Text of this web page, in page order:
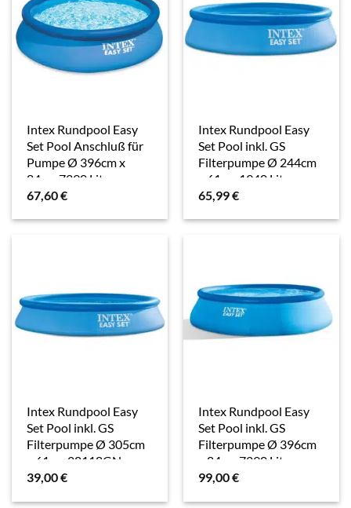
Intex Rundpool Easy
Set Pool Anschluß für
Pumpe Ø 396cm x
84cm 7290 Liter
28143NP
67,60€
Intex Rundpool Easy
Set Pool inkl. GS
Filterpumpe Ø 244cm
x 61cm 1940 Liter
28108GN
65,99€
Intex Rundpool Easy
Set Pool inkl. GS
Filterpumpe Ø 305cm
x 61cm 28118GN
39,00€
Intex Rundpool Easy
Set Pool inkl. GS
Filterpumpe Ø 396cm
x 84cm 7290 Liter
28142GN
99,00€